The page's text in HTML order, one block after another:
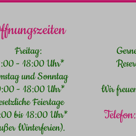
Freitag:
- 18:00 Uhr*
und Sonntag
- 18:00 Uhr*
Feiertage
bis 18:00 Uhr*
Winterferien).
Wir